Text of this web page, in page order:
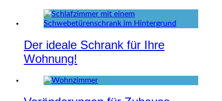
Der ideale Schrank für Ihre
Wohnung!